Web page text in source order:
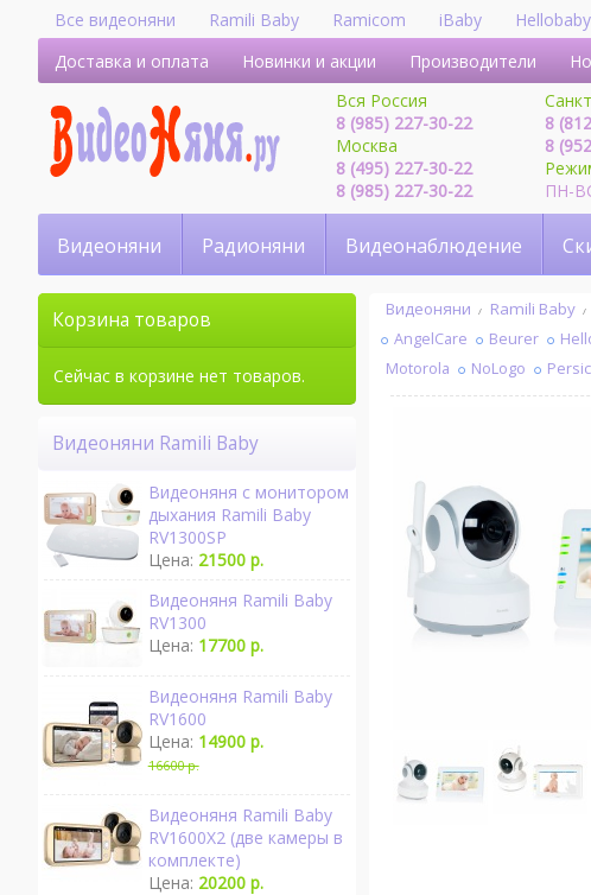
Все видеоняни Ramili Baby Ramicom iBaby
Hellobaby
Доставка и оплата
Новинки и акции Производители
Вся Россия
8 (985) 227-30-22
Москва
8 (495) 227-30-22
8 (985) 227-30-22
8
8
ПН-
Видеоняни Радионяни Видеонаблюдение
Видеоняни Ramili Baby
AngelСare Beurer
Motorola
NoLogo
Корзина товаров
Сейчас в корзине нет товаров.
Видеоняни Ramili Baby
Видеоняня с монитором
дыхания Ramili Baby
RV1300SP
Цена: 21500 р.
Видеоняня Ramili Baby
RV1300
Цена: 17700 р.
Видеоняня Ramili Baby
RV1600
Цена: 14900 р.
16600 р.
Видеоняня Ramili Baby
RV1600X2 (две камеры в
комплекте)
Цена: 20200 р.